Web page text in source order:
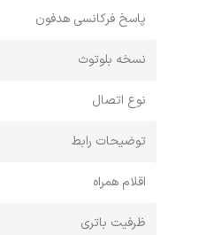
پاسخ فرکانسی هدفون
نسخه بلوتوث
نوع اتصال
توضیحات رابط
اقلام همراه
ظرفیت باتری